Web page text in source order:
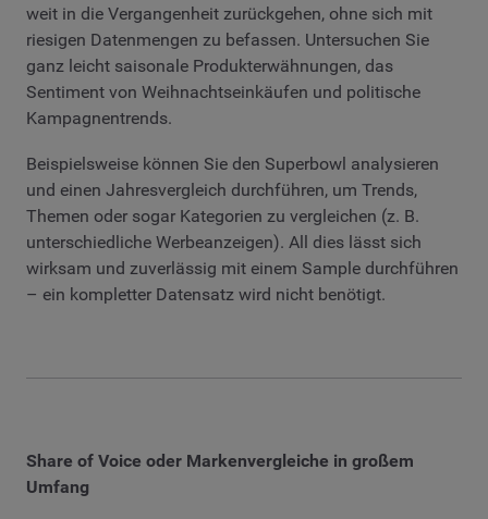
weit in die Vergangenheit zurückgehen, ohne sich mit
riesigen Datenmengen zu befassen. Untersuchen Sie
ganz leicht saisonale Produkterwähnungen, das
Sentiment von Weihnachtseinkäufen und politische
Kampagnentrends.
Beispielsweise können Sie den Superbowl analysieren
und einen Jahresvergleich durchführen, um Trends,
Themen oder sogar Kategorien zu vergleichen (z. B.
unterschiedliche Werbeanzeigen). All dies lässt sich
wirksam und zuverlässig mit einem Sample durchführen
– ein kompletter Datensatz wird nicht benötigt.
Share of Voice oder Markenvergleiche in großem
Umfang